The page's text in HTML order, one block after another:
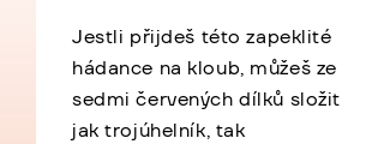
Jestli přijdeš této zapeklité
hádance na kloub, můžeš ze
sedmi červených dílků složit
jak trojúhelník, tak